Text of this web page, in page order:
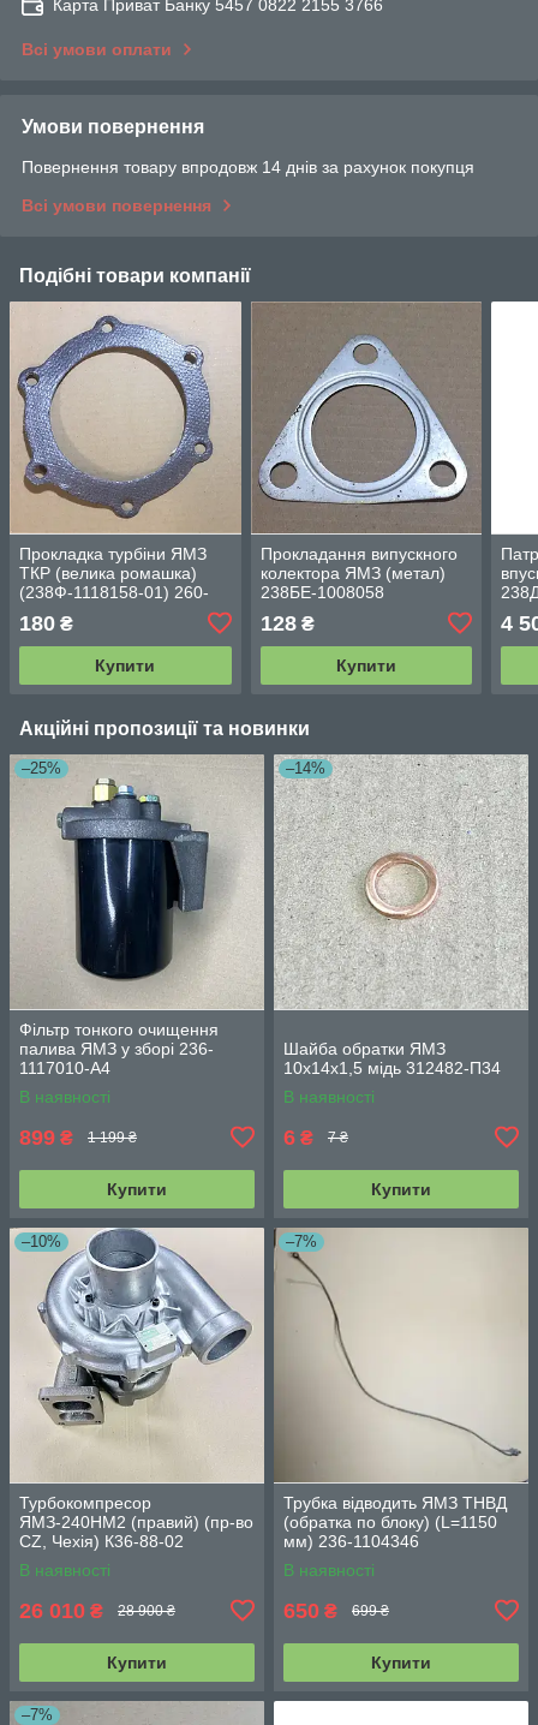
Карта Приват Банку 5457 0822 2155 3766
Всі умови оплати
Умови повернення
Повернення товару впродовж 14 днів за рахунок покупця
Всі умови повернення
Подібні товари компанії
Прокладка турбіни ЯМЗ
ТКР (велика ромашка)
(238Ф-1118158-01) 260-
180 ₴
Купити
Прокладання випускного
колектора ЯМЗ (метал)
238БЕ-1008058
128₴
Купити
4
Акційні пропозиції та новинки
–25%
Фільтр тонкого очищення
палива ЯМЗ у зборі 236-
1117010-А4
В наявності
899 ₴ 1 199 ₴
Купити
–14%
Шайба обратки ЯМЗ
10х14х1,5 мідь 312482-П34
В наявності
6 ₴ 7 ₴
Купити
–10%
Турбокомпресор
ЯМЗ-240НМ2 (правий) (пр-во
CZ, Чехія) К36-88-02
В наявності
26 010 ₴ 28 900 ₴
Купити
–7%
Трубка відводить ЯМЗ ТНВД
(обратка по блоку) (L=1150
мм) 236-1104346
В наявності
650 ₴ 699 ₴
Купити
–7%